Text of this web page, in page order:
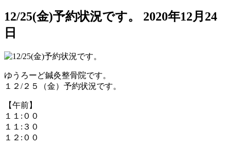
12/25(金)予約状況です。
2020年12月24
日
ゆうろーど鍼灸整骨院です。
１２/２５（金）予約状況です。
【午前】
１１:００
１１:３０
１２:００